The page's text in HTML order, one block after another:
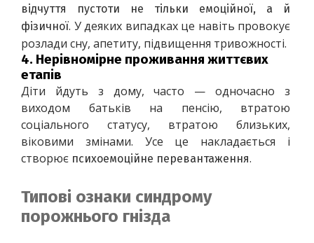
відчуття пустоти не тільки емоційної, а й
фізичної. У деяких випадках це навіть провокує
розлади сну, апетиту, підвищення тривожності.
4. Нерівномірне проживання життєвих
етапів
Діти йдуть з дому, часто — одночасно з
виходом батьків на пенсію, втратою
соціального статусу, втратою близьких,
віковими змінами. Усе це накладається і
створює психоемоційне перевантаження.
Типові ознаки синдрому
порожнього гнізда